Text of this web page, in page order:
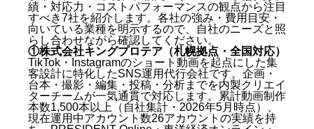
績・対応力・コストパフォーマンスの観点から注目
すべき7社を紹介します。各社の強み・費用目安・
向いている業種を明示するので、自社のニーズと照
らし合わせながら確認してください。
①株式会社キングプロテア（札幌拠点・全国対応）
TikTok・Instagramのショート動画を起点にした集
客設計に特化したSNS運用代行会社です。企画・
台本・撮影・編集・投稿・分析までを内製クリエイ
ターチームが一気通貫で対応します。累計動画制作
本数1,500本以上（自社集計・2026年5月時点）、
現在運用中アカウント数26アカウントの実績を持